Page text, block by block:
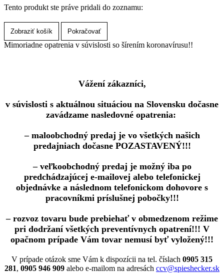
Tento produkt ste práve pridali do zoznamu:
Zobraziť košík Pokračovať
Mimoriadne opatrenia v súvislosti so šírením koronavírusu!!
Vážení zákazníci,
v súvislosti s aktuálnou situáciou na Slovensku dočasne
zavádzame nasledovné opatrenia:
– maloobchodný predaj je vo všetkých našich
predajniach dočasne POZASTAVENÝ!!!
– veľkoobchodný predaj je možný iba po
predchádzajúcej e-mailovej alebo telefonickej
objednávke a následnom telefonickom dohovore s
pracovníkmi príslušnej pobočky!!!
– rozvoz tovaru bude prebiehať v obmedzenom režime
pri dodržaní všetkých preventívnych opatrení!!! V
opačnom prípade Vám tovar nemusí byť vyložený!!!
V prípade otázok sme Vám k dispozícii na tel. číslach 0905 315
281, 0905 946 909 alebo e-mailom na adresách ccv@spieshecker.sk